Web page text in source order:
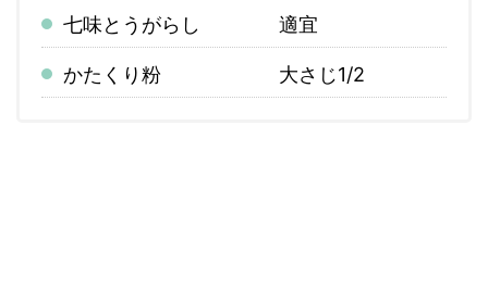
七味とうがらし 適宜
かたくり粉 大さじ1/2